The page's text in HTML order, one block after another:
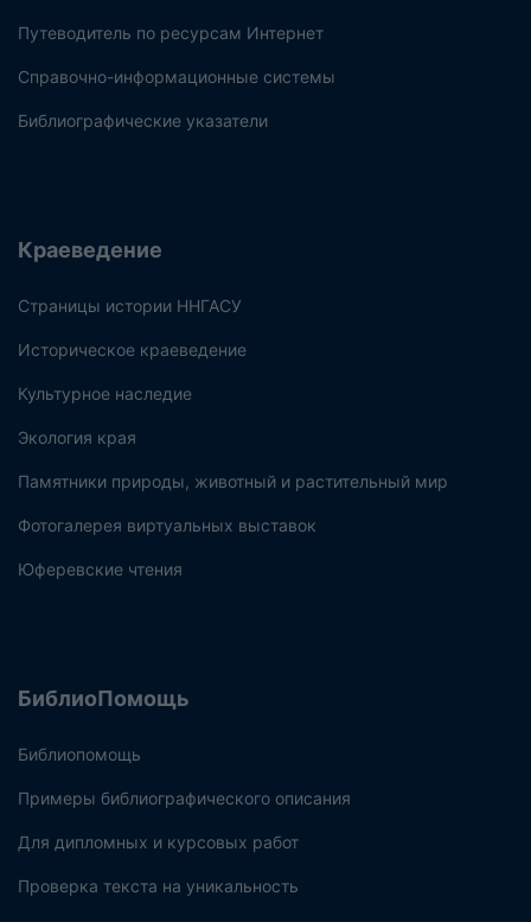
Путеводитель по ресурсам Интернет
Справочно-информационные системы
Библиографические указатели
Краеведение
Страницы истории ННГАСУ
Историческое краеведение
Культурное наследие
Экология края
Памятники природы, животный и растительный мир
Фотогалерея виртуальных выставок
Юферевские чтения
БиблиоПомощь
Библиопомощь
Примеры библиографического описания
Для дипломных и курсовых работ
Проверка текста на уникальность